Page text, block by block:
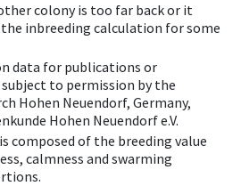
colony is too far back or it
inbreeding calculation for some
data for publications or
to permission by the
Hohen Neuendorf, Germany,
Hohen Neuendorf e.V.
composed of the breeding value
calmness and swarming